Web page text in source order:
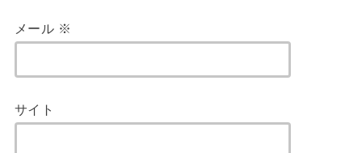
メール ※
サイト